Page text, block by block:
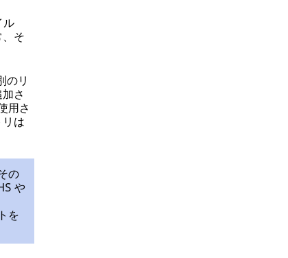
ル
そ
のリ
さ
用さ
は
の
や
を